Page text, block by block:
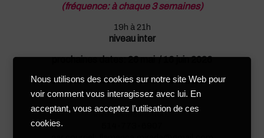
(fréquence: à chaque 3 semaines)
19h à 21h
niveau inter
prochaines dates: 26 mai / 16 juin 2026
Les cours ont lieu Centre communautaire
95 rue Merry Nord, Magog
Infos et inscription:
Nous utilisons des cookies sur notre site Web pour
voir comment vous interagissez avec lui. En
acceptant, vous acceptez l’utilisation de ces
cookies.